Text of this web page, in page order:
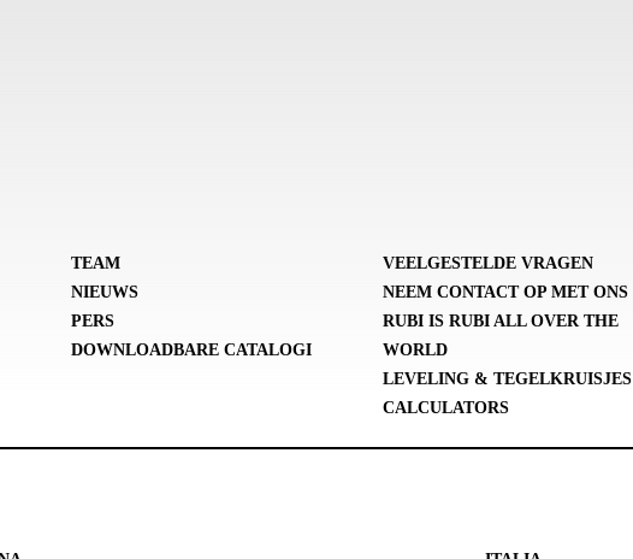
TEAM
NIEUWS
PERS
DOWNLOADBARE CATALOGI
VEELGESTELDE VRAGEN
NEEM CONTACT OP MET ONS
RUBI IS RUBI ALL OVER THE
WORLD
LEVELING & TEGELKRUISJES
CALCULATORS